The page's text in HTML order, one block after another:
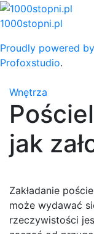
Skip
to
1000stopni.pl
Proudly powered
Profoxstudio.
Wnętrza
jak
Zakładanie
może wydawać
rzeczywistości